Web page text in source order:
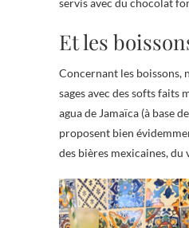
servis avec du chocolat
Et les
Concernant les boissons,
sages avec des softs faits
agua de Jamaïca (à base
proposent bien
des bières mexicaines, du